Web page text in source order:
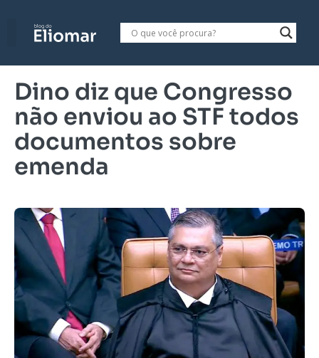
Dino diz que Congresso
não enviou ao STF todos
documentos sobre
emenda